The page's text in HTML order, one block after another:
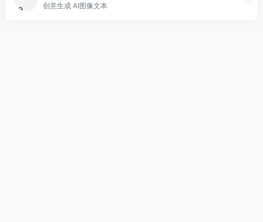
创意生成 AI图像文本